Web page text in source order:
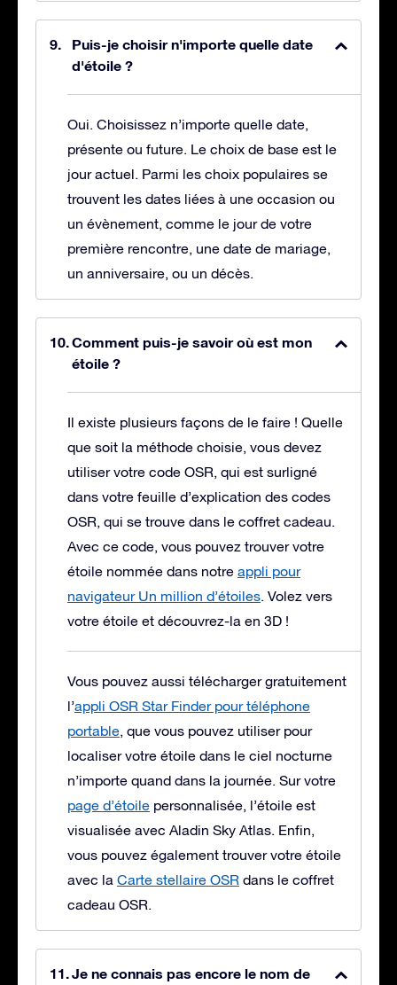
Puis-je choisir n'importe quelle date
d'étoile ?
Oui. Choisissez n’importe quelle date,
présente ou future. Le choix de base est le
jour actuel. Parmi les choix populaires se
trouvent les dates liées à une occasion ou
un évènement, comme le jour de votre
première rencontre, une date de mariage,
un anniversaire, ou un décès.
Comment puis-je savoir où est mon
étoile ?
Il existe plusieurs façons de le faire ! Quelle
que soit la méthode choisie, vous devez
utiliser votre code OSR, qui est surligné
dans votre feuille d’explication des codes
OSR, qui se trouve dans le coffret cadeau.
Avec ce code, vous pouvez trouver votre
étoile nommée dans notre appli pour
navigateur Un million d’étoiles. Volez vers
votre étoile et découvrez-la en 3D !
Vous pouvez aussi télécharger gratuitement
l’appli OSR Star Finder pour téléphone
portable, que vous pouvez utiliser pour
localiser votre étoile dans le ciel nocturne
n’importe quand dans la journée. Sur votre
page d’étoile personnalisée, l’étoile est
visualisée avec Aladin Sky Atlas. Enfin,
vous pouvez également trouver votre étoile
avec la Carte stellaire OSR dans le coffret
cadeau OSR.
Je ne connais pas encore le nom de